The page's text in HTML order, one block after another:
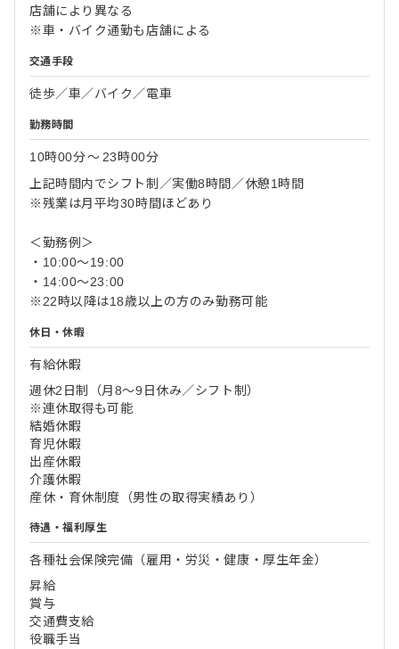
店舗により異なる
※車・バイク通勤も店舗による
交通手段
徒歩／車／バイク／電車
勤務時間
10時00分〜23時00分
上記時間内でシフト制／実働8時間／休憩1時間
※残業は月平均30時間ほどあり
＜勤務例＞
・10:00～19:00
・14:00～23:00
※22時以降は18歳以上の方のみ勤務可能
休日・休暇
有給休暇
週休2日制（月8～9日休み／シフト制）
※連休取得も可能
結婚休暇
育児休暇
出産休暇
介護休暇
産休・育休制度（男性の取得実績あり）
待遇・福利厚生
各種社会保険完備（雇用・労災・健康・厚生年金）
昇給
賞与
交通費支給
役職手当